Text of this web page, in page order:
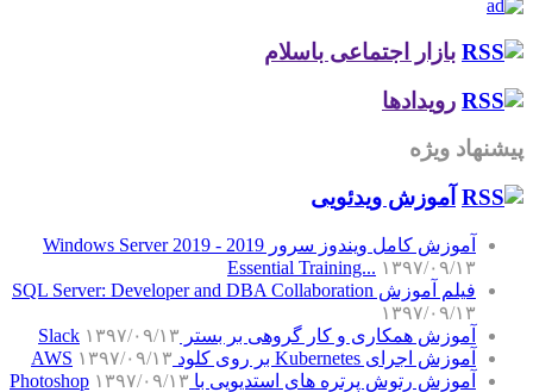
بازار اجتماعی باسلام
رویدادها
پیشنهاد ویژه
آموزش‌ ویدئویی
آموزش کامل ویندوز سرور 2019 - Windows Server 2019
Essential Training... ۱۳۹۷/۰۹/۱۳
فیلم آموزش SQL Server: Developer and DBA Collaboration
۱۳۹۷/۰۹/۱۳
آموزش همکاری و کار گروهی بر بستر Slack ۱۳۹۷/۰۹/۱۳
آموزش اجرای Kubernetes بر روی کلود AWS
۱۳۹۷/۰۹/۱۳
آموزش رتوش پرتره های استدیویی با Photoshop ۱۳۹۷/۰۹/۱۳